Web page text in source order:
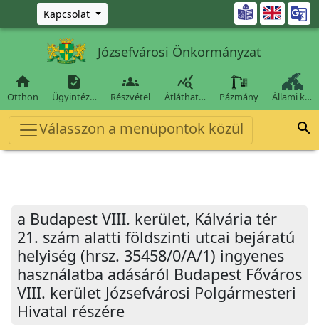
Ugrás a fő tartalomra
Kapcsolat 
Józsefvárosi Önkormányzat

Otthon

Ügyintéz…

Részvétel

Átláthat… Pázmány Állami k…
Válasszon a menüpontok közül 
a Budapest VIII. kerület, Kálvária tér
21. szám alatti földszinti utcai bejáratú
helyiség (hrsz. 35458/0/A/1) ingyenes
használatba adásáról Budapest Főváros
VIII. kerület Józsefvárosi Polgármesteri
Hivatal részére